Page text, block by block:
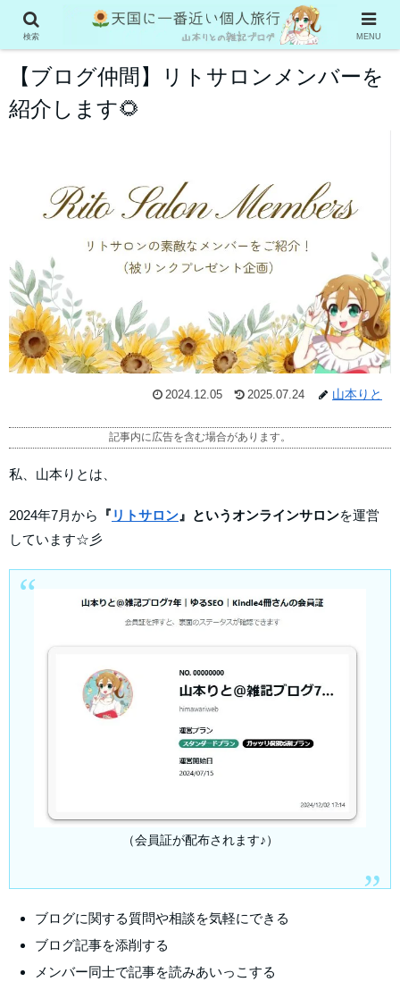
雑記ブログで稼ぐ
【ブログ仲間】リトサロンメンバーを
紹介します🌻
2024.12.05 2025.07.24 山本りと
記事内に広告を含む場合があります。
私、山本りとは、
2024年7月から 『 リトサロン 』というオンラインサロンを運営
しています☆彡
（会員証が配布されます♪）
ブログに関する質問や相談を気軽にできる
ブログ記事を添削する
メンバー同士で記事を読みあいっこする
検索 MENU